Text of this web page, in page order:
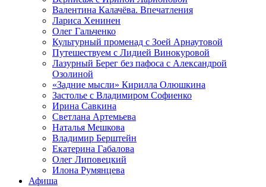
Валентина Калачёва. Впечатления
Лариса Хенинен
Олег Гальченко
Культурный променад с Зоей Арнаутовой
Путешествуем с Лидией Винокуровой
Лазурный Берег без пафоса с Александрой
Озолиной
«Задние мысли» Кирилла Олюшкина
Застолье с Владимиром Софиенко
Ирина Савкина
Светлана Артемьева
Наталья Мешкова
Владимир Берштейн
Екатерина Габалова
Олег Липовецкий
Илона Румянцева
Афиша